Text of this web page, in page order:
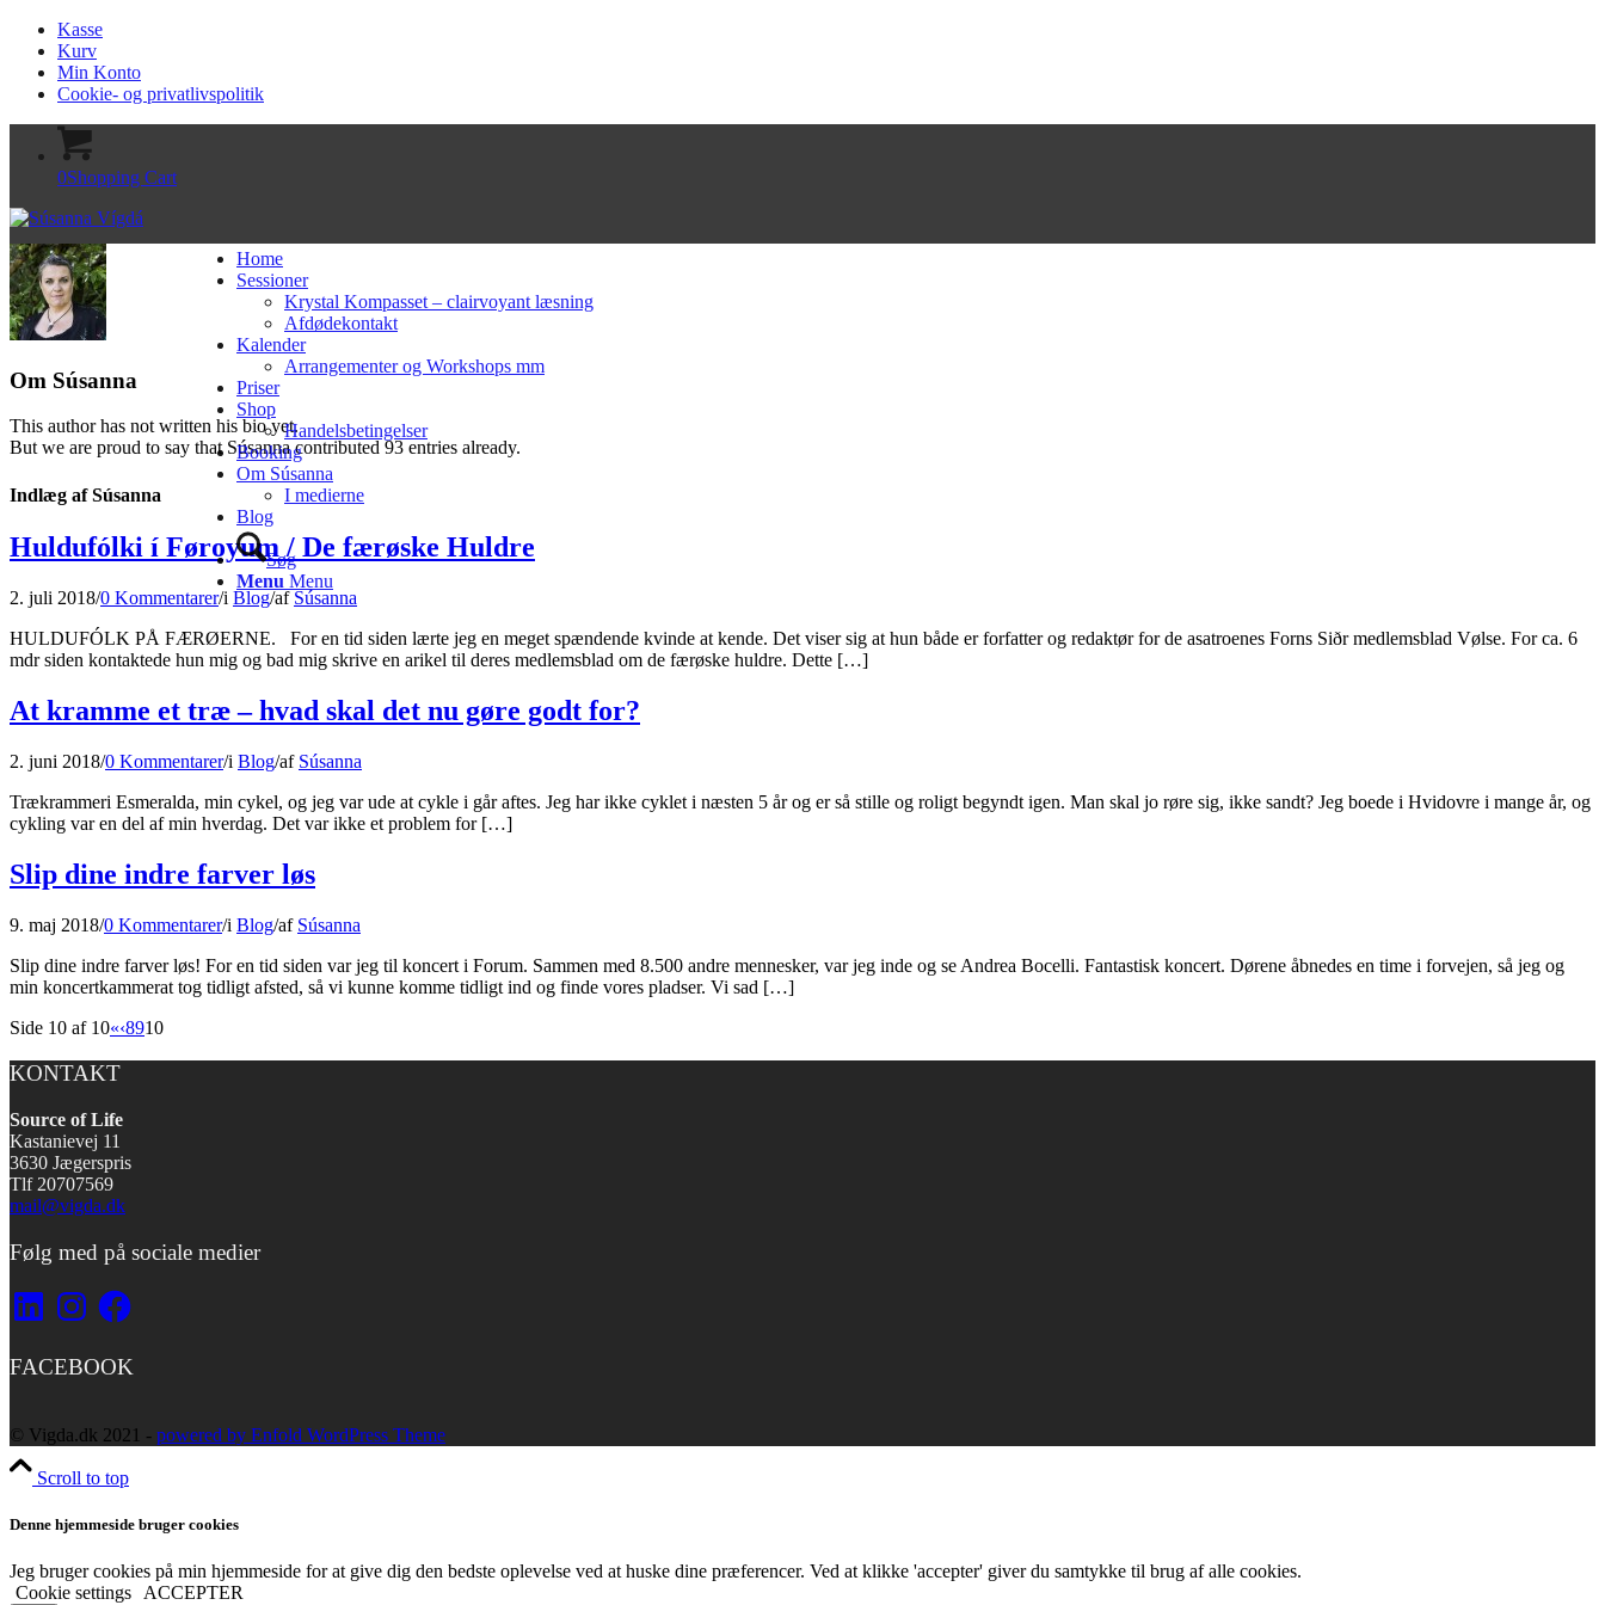
Kasse
Kurv
Min Konto
Cookie- og privatlivspolitik
0Shopping Cart
Home
Sessioner
Krystal Kompasset – clairvoyant læsning
Afdødekontakt
Kalender
Arrangementer og Workshops mm
Priser
Shop
Handelsbetingelser
Booking
Om Súsanna
I medierne
Blog
Søg
Menu Menu
Om Súsanna
This author has not written his bio yet.
But we are proud to say that Súsannacontributed 93 entries already.
Indlæg af Súsanna
Huldufólki í Føroyum / De færøske Huldre
2. juli 2018/0 Kommentarer/i Blog/af Súsanna
HULDUFÓLK PÅ FÆRØERNE. For en tid siden lærte jeg en meget spændende kvinde at kende. Det viser sig at hun både er forfatter og redaktør for de asatroenes Forns Siðr medlemsblad Vølse. For ca. 6
mdr siden kontaktede hun mig og bad mig skrive en arikel til deres medlemsblad om de færøske huldre. Dette […]
At kramme et træ – hvad skal det nu gøre godt for?
2. juni 2018/0 Kommentarer/i Blog/af Súsanna
Trækrammeri Esmeralda, min cykel, og jeg var ude at cykle i går aftes. Jeg har ikke cyklet i næsten 5 år og er så stille og roligt begyndt igen. Man skal jo røre sig, ikke sandt? Jeg boede i Hvidovre i mange år, og
cykling var en del af min hverdag. Det var ikke et problem for […]
Slip dine indre farver løs
9. maj 2018/0 Kommentarer/i Blog/af Súsanna
Slip dine indre farver løs! For en tid siden var jeg til koncert i Forum. Sammen med 8.500 andre mennesker, var jeg inde og se Andrea Bocelli. Fantastisk koncert. Dørene åbnedes en time i forvejen, så jeg og
min koncertkammerat tog tidligt afsted, så vi kunne komme tidligt ind og finde vores pladser. Vi sad […]
Side 10 af 10«‹8910
KONTAKT
Source of Life
Kastanievej 11
3630 Jægerspris
Tlf 20707569
mail@vigda.dk
Følg med på sociale medier
LinkedInInstagramFacebook
FACEBOOK
© Vigda.dk 2021 - powered by Enfold WordPress Theme
Scroll to top
Denne hjemmeside bruger cookies
Jeg bruger cookies på min hjemmeside for at give dig den bedste oplevelse ved at huske dine præferencer. Ved at klikke 'accepter' giver du samtykke til brug af alle cookies.
Cookie settings ACCEPTER